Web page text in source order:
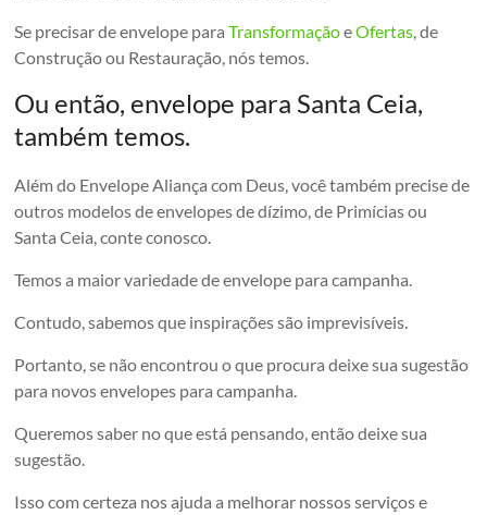
Se precisar de envelope paraTransformaçãoeOfertas , de
Construção ou Restauração, nós temos.
Ou então, envelope para Santa Ceia,
também temos.
Além do Envelope Aliança com Deus, você também precise de
outros modelos de envelopes de dízimo, de Primícias ou
Santa Ceia, conte conosco.
Temos a maior variedade de envelope para campanha.
Contudo, sabemos que inspirações são imprevisíveis.
Portanto, se não encontrou o que procura deixe sua sugestão
para novos envelopes para campanha.
Queremos saber no que está pensando, então deixe sua
sugestão.
Isso com certeza nos ajuda a melhorar nossos serviços e